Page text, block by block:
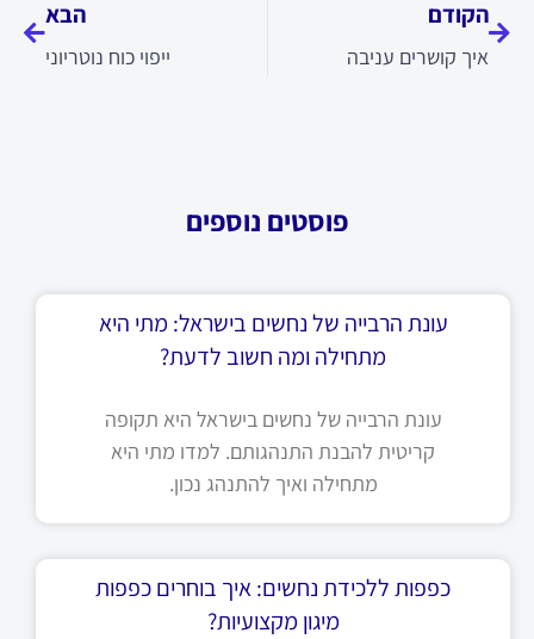
הקודם
איך קושרים עניבה
הבא
ייפוי כוח נוטריוני
פוסטים נוספים
עונת הרבייה של נחשים בישראל: מתי היא
מתחילה ומה חשוב לדעת?
עונת הרבייה של נחשים בישראל היא תקופה
קריטית להבנת התנהגותם. למדו מתי היא
מתחילה ואיך להתנהג נכון.
כפפות ללכידת נחשים: איך בוחרים כפפות
מיגון מקצועיות?